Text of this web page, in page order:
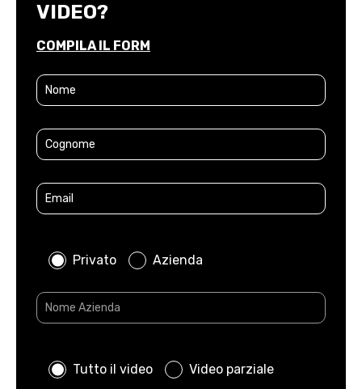
VIDEO?
COMPILA IL FORM
Privato Azienda
Tutto il video Video parziale